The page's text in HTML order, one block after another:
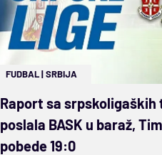
FUDBAL|SRBIJA
Raport sa
poslala BASK u baraž,
pobede 19:0